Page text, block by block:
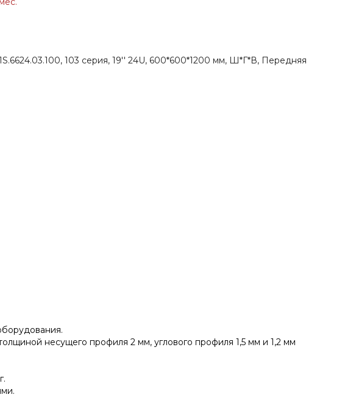
103 серия, 19'' 24U, 600*600*1200 мм, Ш*Г*В, Передняя
несущего профиля 2 мм, углового профиля 1,5 мм и 1,2 мм